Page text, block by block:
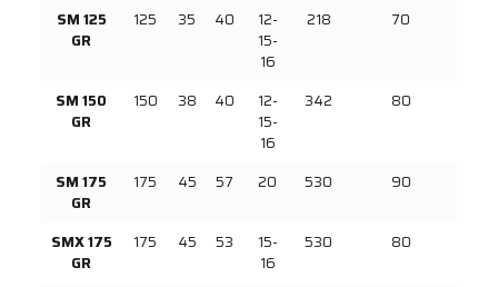
SM 125
GR
125 35 40
12-
15-
16
218 70
SM 150
GR
150 38 40
12-
15-
16
342 80
SM 175
GR
175 45 57 20 530 90
SMX 175
GR
175 45 53
15-
16
530 80